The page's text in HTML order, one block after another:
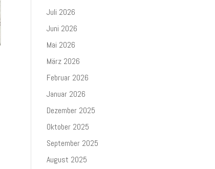
Juli 2026
Juni 2026
Mai 2026
März 2026
Februar 2026
Januar 2026
Dezember 2025
Oktober 2025
September 2025
August 2025